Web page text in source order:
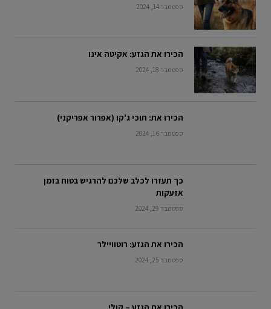
ספטמבר 14, 2024
הכירו את הגזע: אקיטה אינו
ספטמבר 18, 2024
הכירו את: תוכי ג'קו (אפרור אפריקני)
ספטמבר 16, 2024
כך תעזרו לכלב שלכם להרגיש בטוח בזמן
אזעקות
ספטמבר 29, 2024
הכירו את הגזע: רוטוויילר
ספטמבר 25, 2024